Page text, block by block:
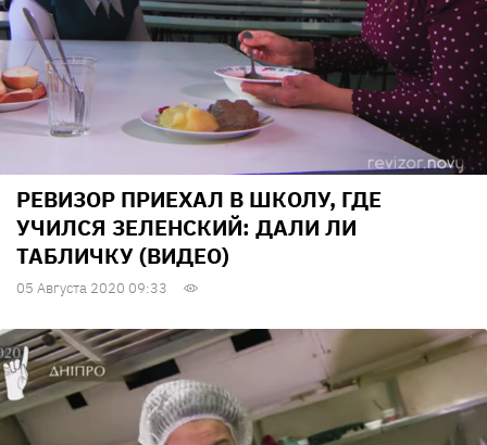
РЕВИЗОР ПРИЕХАЛ В ШКОЛУ, ГДЕ
УЧИЛСЯ ЗЕЛЕНСКИЙ: ДАЛИ ЛИ
ТАБЛИЧКУ (ВИДЕО)
05 Августа 2020 09:33